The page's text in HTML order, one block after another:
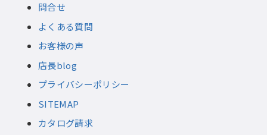
問合せ
よくある質問
お客様の声
店長blog
プライバシーポリシー
SITEMAP
カタログ請求